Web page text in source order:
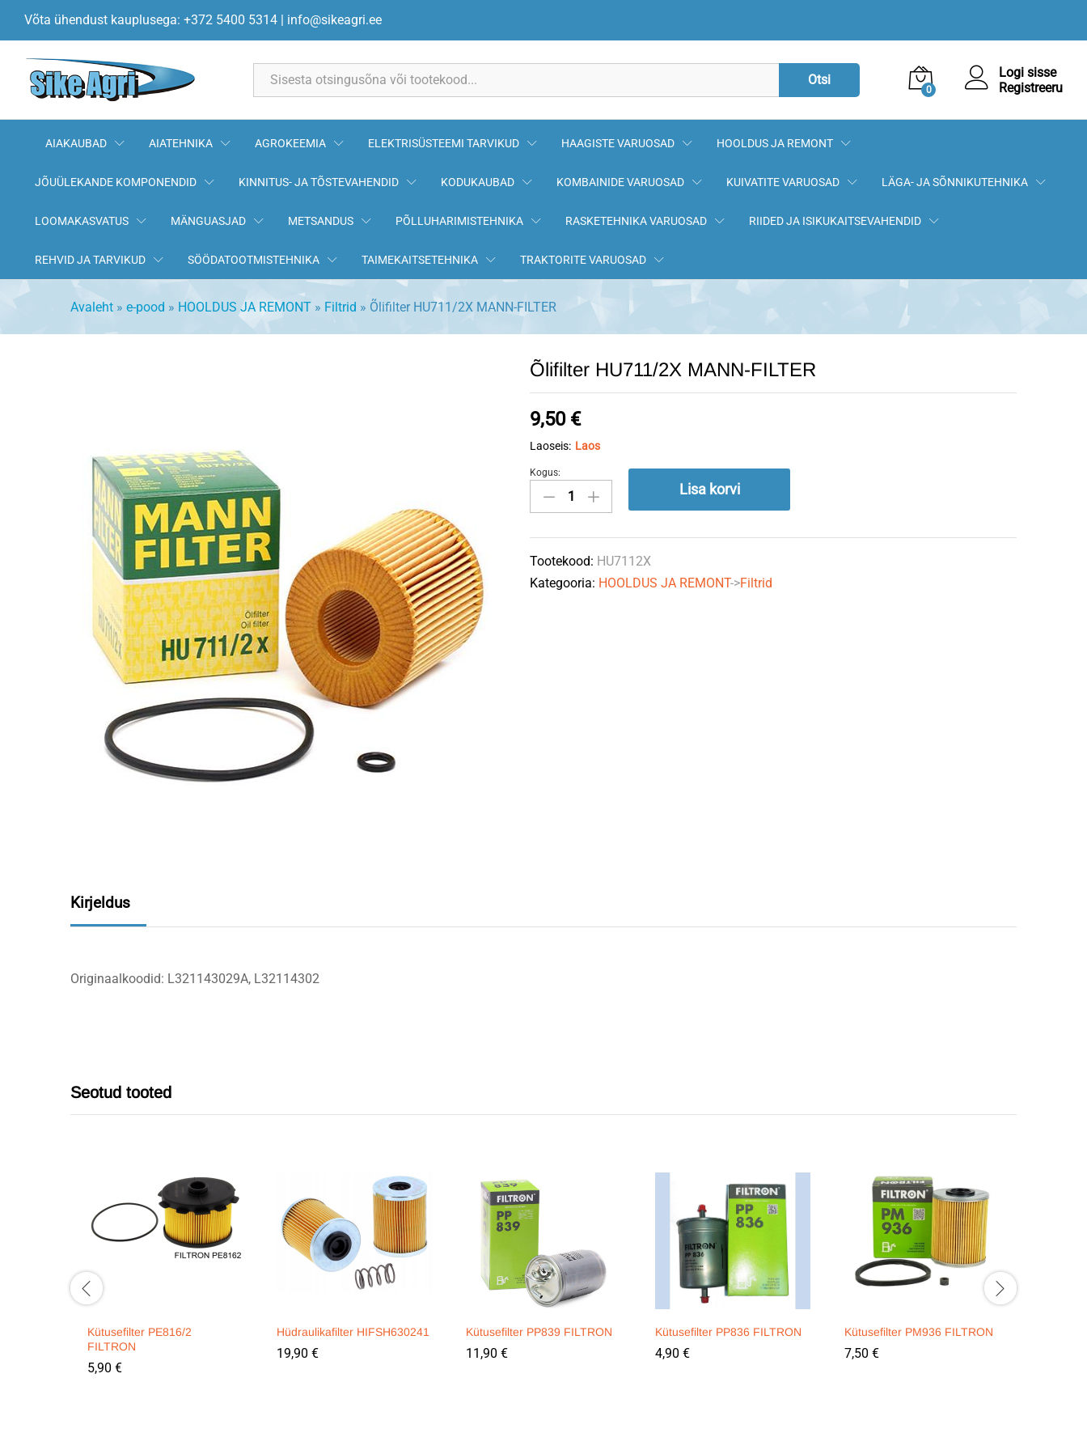
Võta ühendust kauplusega: +372 5400 5314 | info@sikeagri.ee
Otsi
0
Logi sisse
Registreeru
AIAKAUBAD AIATEHNIKA AGROKEEMIA ELEKTRISÜSTEEMI TARVIKUD HAAGISTE VARUOSAD HOOLDUS JA REMONT
JÕUÜLEKANDE KOMPONENDID KINNITUS- JA TÕSTEVAHENDID KODUKAUBAD KOMBAINIDE VARUOSAD KUIVATITE VARUOSAD LÄGA- JA SÕNNIKUTEHNIKA
LOOMAKASVATUS MÄNGUASJAD METSANDUS PÕLLUHARIMISTEHNIKA RASKETEHNIKA VARUOSAD RIIDED JA ISIKUKAITSEVAHENDID
REHVID JA TARVIKUD SÖÖDATOOTMISTEHNIKA TAIMEKAITSETEHNIKA TRAKTORITE VARUOSAD
Avaleht » e-pood » HOOLDUS JA REMONT » Filtrid » Õlifilter HU711/2X MANN-FILTER
Õlifilter HU711/2X MANN-FILTER
9,50 €
Laoseis: Laos
Õlifilter
HU711/2X
FILTER
quantity
Kogus:
Lisa korvi
Tootekood: HU7112X
Kategooria: HOOLDUS JA REMONT->Filtrid
Kirjeldus
Originaalkoodid: L321143029A, L32114302
Seotud tooted
Kütusefilter PE816/2
FILTRON
5,90 €
Hüdraulikafilter HIFSH630241
19,90 €
Kütusefilter PP839 FILTRON
11,90 €
Kütusefilter PP836 FILTRON
4,90 €
Kütusefilter PM936 FILTRON
7,50 €
Kirjeldus